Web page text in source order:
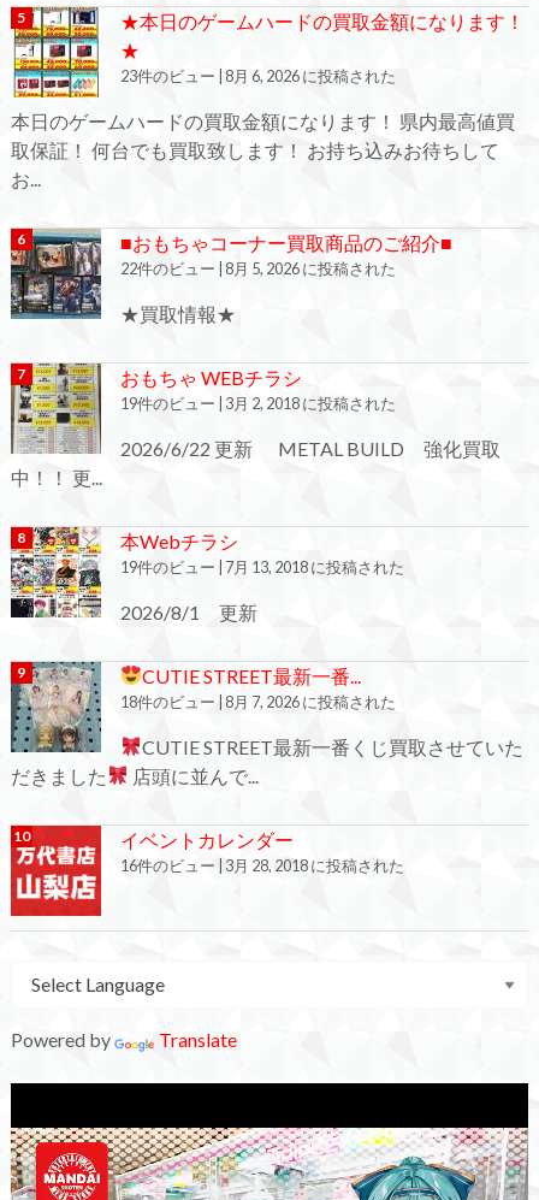
★本日のゲームハードの買取金額になります！
★
23件のビュー |8月 6, 2026 に投稿された
本日のゲームハードの買取金額になります！ 県内最高値買
取保証！ 何台でも買取致します！ お持ち込みお待ちして
お...
■おもちゃコーナー買取商品のご紹介■
22件のビュー | 8月 5, 2026 に投稿された
★買取情報★
おもちゃ WEBチラシ
19件のビュー | 3月 2, 2018 に投稿された
2026/6/22 更新 METAL BUILD 強化買取
中！！ 更...
本Webチラシ
19件のビュー | 7月 13, 2018 に投稿された
2026/8/1 更新
CUTIE STREET最新一番...
18件のビュー |8月 7, 2026 に投稿された
CUTIE STREET最新一番くじ買取させていた
だきました
店頭に並んで...
イベントカレンダー
16件のビュー | 3月 28, 2018 に投稿された
Powered by Translate